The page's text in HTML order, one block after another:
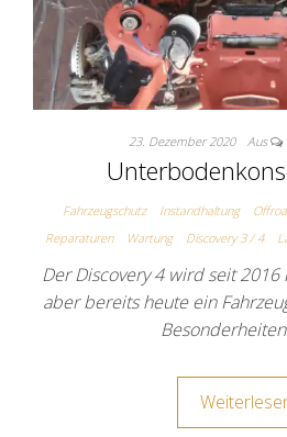
23. Dezember 2020 Aus
Fahrzeugschutz Instandhaltung
Reparaturen
Wartung Discovery 3 / 4
Der Discovery 4 wird seit
aber bereits heute ein